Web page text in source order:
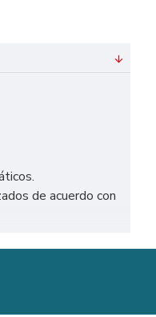
de acuerdo con
Sevilla, Málaga,